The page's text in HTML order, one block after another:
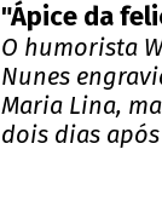
"Ápice da
O humorista
Nunes
Maria Lina,
dois dias